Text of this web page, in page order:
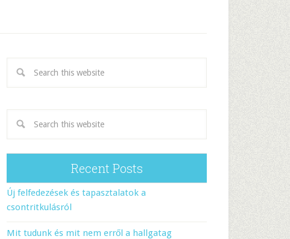
Recent Posts
Új felfedezések és tapasztalatok a
csontritkulásról
Mit tudunk és mit nem erről a hallgatag